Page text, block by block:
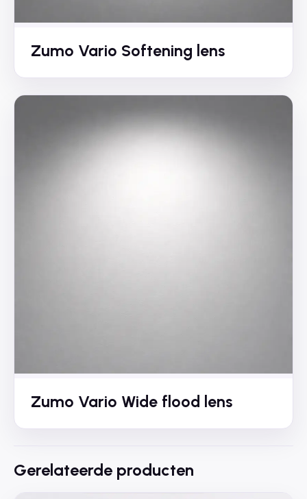
Zumo Vario Softening lens
Zumo Vario Wide flood lens
Gerelateerde producten